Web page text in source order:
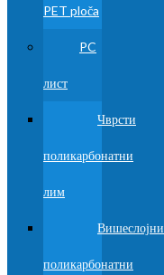
PET ploča
PC
лист
Чврсти
поликарбонатни
лим
Вишеслојни
поликарбонатни